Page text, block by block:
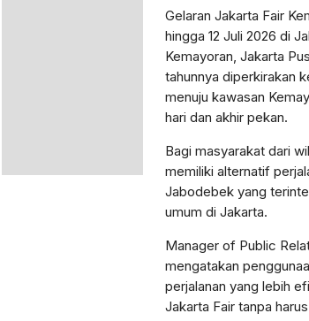
Gelaran Jakarta Fair
hingga 12 Juli 2026 di
Kemayoran, Jakarta
tahunnya diperkirakan
menuju kawasan
hari dan akhir pekan.
Bagi masyarakat dari
memiliki alternatif
Jabodebek yang
umum di Jakarta.
Manager of Public
mengatakan
perjalanan yang lebih
Jakarta Fair tanpa